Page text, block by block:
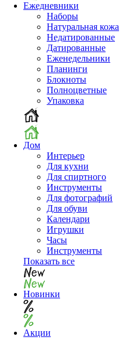
Ежедневники
Наборы
Натуральная кожа
Недатированные
Датированные
Еженедельники
Планинги
Блокноты
Полноцветные
Упаковка
Дом
Интерьер
Для кухни
Для спиртного
Инструменты
Для фотографий
Для обуви
Календари
Игрушки
Часы
Инструменты
Показать все
Новинки
Акции